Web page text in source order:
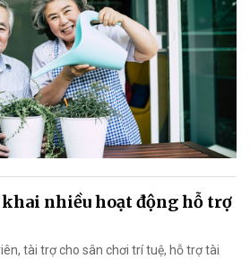
nhiều hoạt động hỗ trợ
tài trợ cho sân chơi trí tuệ, hỗ trợ tài